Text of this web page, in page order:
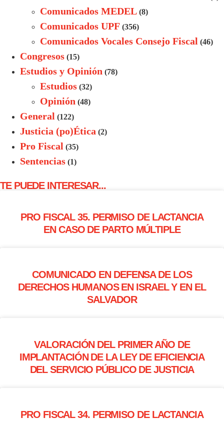
Comunicados MEDEL (8)
Comunicados UPF (356)
Comunicados Vocales Consejo Fiscal (46)
Congresos (15)
Estudios y Opinión (78)
Estudios (32)
Opinión (48)
General (122)
Justicia (po)Ética (2)
Pro Fiscal (35)
Sentencias (1)
TE PUEDE INTERESAR...
PRO FISCAL 35. PERMISO DE LACTANCIA
EN CASO DE PARTO MÚLTIPLE
COMUNICADO EN DEFENSA DE LOS
DERECHOS HUMANOS EN ISRAEL Y EN EL
SALVADOR
VALORACIÓN DEL PRIMER AÑO DE
IMPLANTACIÓN DE LA LEY DE EFICIENCIA
DEL SERVICIO PÚBLICO DE JUSTICIA
PRO FISCAL 34. PERMISO DE LACTANCIA